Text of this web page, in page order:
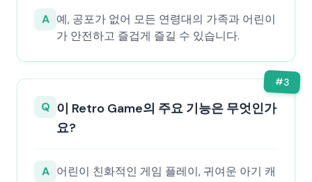
A 예, 공포가 없어 모든 연령대의 가족과 어린이
가 안전하고 즐겁게 즐길 수 있습니다.
#3
Q 이 Retro Game의 주요 기능은 무엇인가
요?
A 어린이 친화적인 게임 플레이, 귀여운 아기 캐